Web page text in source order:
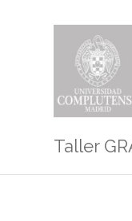
Taller